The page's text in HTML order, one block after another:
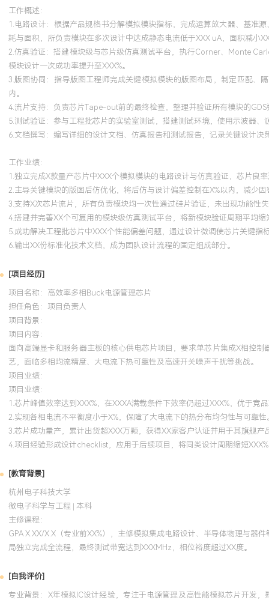
工作概述：
1.电路设计：根据产品规格书分解模拟模块指标，完成运算放大器、基准
耗与面积，所负责模块在多次设计中达成静态电流低于XXX uA，面积减小
2.仿真验证：搭建模块级与芯片级仿真测试平台，执行Corner、Monte
模块设计一次成功率提升至XXX%。
3.版图协同：指导版图工程师完成关键模拟模块的版图布局，制定匹配、
内。
4.流片支持：负责芯片Tape-out前的最终检查，整理并验证所有模块的
5.测试验证：参与工程批芯片的实验室测试，搭建测试环境，使用示波器
6.文档撰写：编写详细的设计文档、仿真报告和测试报告，记录关键设计
工作业绩：
1.独立完成X款量产芯片中XXX个模拟模块的电路设计与仿真验证，芯片良率
2.主导关键模块的版图后仿优化，将后仿与设计偏差控制在X%以内，减少
3.支持X次芯片流片，所有负责模块均一次性通过硅片验证，未出现功能性
4.搭建并完善XX个可复用的模块级仿真测试平台，将新模块验证周期平均缩
5.成功解决工程批芯片中XXX个性能偏差问题，通过设计微调使芯片关键指
6.输出XX份标准化技术文档，成为团队设计流程的固定组成部分。
[项目经历]
项目名称：高效率多相Buck电源管理芯片
担任角色： 项目负责人
项目背景：
项目内容：
面向高端显卡和服务器主板的核心供电芯片项目，要求单芯片集成X相控
艺，面临多相均流精度、大电流下热可靠性及高速开关噪声干扰等挑战。
项目业绩：
项目业绩：
1.芯片峰值效率达到XXX%，在XXXA满载条件下效率仍超过XXX%，优于竞品
2.实现各相电流不平衡度小于X%，保障了大电流下的热分布均匀性与可靠性
3.芯片成功量产，累计出货超XXX万颗，获得XX家客户认证并用于其旗舰产
4.项目经验形成设计checklist，应用于后续项目，将同类设计周期缩短
[教育背景]
杭州电子科技大学
微电子科学与工程 | 本科
主修课程：
GPA X.XX/X.X（专业前XX%），主修模拟集成电路设计、半导体物理与
局独立完成全流程，最终测试带宽达到XXXMHz，相位裕度超过XX度。
[自我评价]
专业背景：X年模拟IC设计经验，专注于电源管理及高性能模拟芯片开发